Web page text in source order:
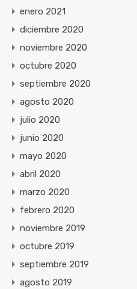
enero 2021
diciembre 2020
noviembre 2020
octubre 2020
septiembre 2020
agosto 2020
julio 2020
junio 2020
mayo 2020
abril 2020
marzo 2020
febrero 2020
noviembre 2019
octubre 2019
septiembre 2019
agosto 2019